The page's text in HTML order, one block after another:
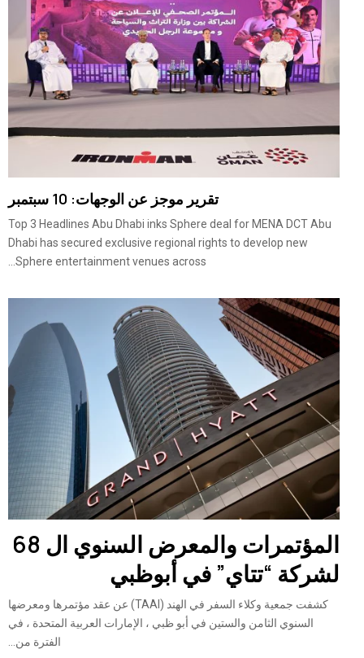
تقرير موجز عن الوجهات: 10 سبتمبر
Top 3 Headlines Abu Dhabi inks Sphere deal for MENA DCT Abu
Dhabi has secured exclusive regional rights to develop new
Sphere entertainment venues across...
المؤتمرات والمعرض السنوي ال 68
لشركة “تتاي” في أبوظبي
كشفت جمعية وكلاء السفر في الهند (TAAI) عن عقد مؤتمرها ومعرضها
السنوي الثامن والستين في أبو ظبي ، الإمارات العربية المتحدة ، في
الفترة من...